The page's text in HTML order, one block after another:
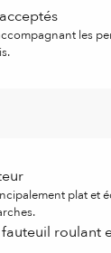
les
plat et
roulant